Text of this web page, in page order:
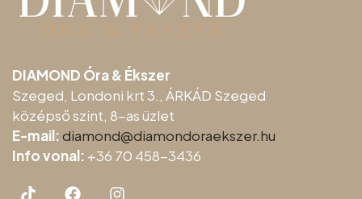
DIAMOND Óra & Ékszer
Szeged, Londoni krt 3., ÁRKÁD Szeged
középső szint, 8-as üzlet
E-mail:diamond@diamondoraekszer.hu
Info vonal: +36 70 458-3436